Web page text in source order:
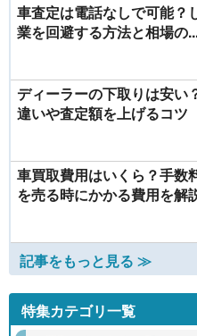
車査定は電話なしで可能？
業を回避する方法と相場の
ディーラーの下取りは安い
違いや査定額を上げるコツ
車買取費用はいくら？手数
を売る時にかかる費用を解
記事をもっと見る ≫
特集カテゴリ一覧